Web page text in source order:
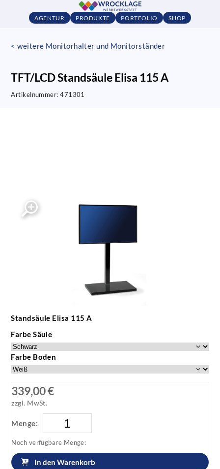
AGENTUR PRODUKTE PORTFOLIO SHOP
< weitere Monitorhalter und Monitorständer
TFT/LCD Standsäule Elisa 115 A
Artikelnummer:471301
Standsäule Elisa 115 A
Farbe Säule
Farbe Boden
339,00 €
zzgl. MwSt.
Menge:
Noch verfügbare Menge:
In den Warenkorb